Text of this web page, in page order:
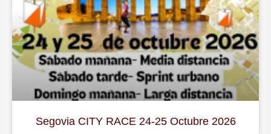
Segovia CITY RACE 24-25 Octubre 2026